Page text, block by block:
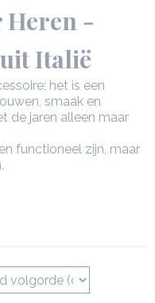
Heren -
Italië
het is een
smaak en
de jaren alleen maar
functioneel zijn, maar